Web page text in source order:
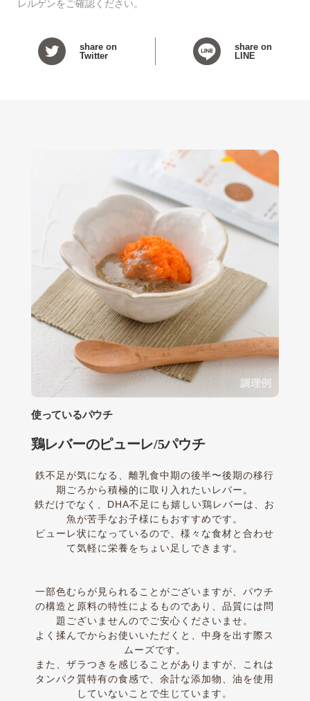
レルゲンをご確認ください。
share on
Twitter
share on
LINE
使っているパウチ
鶏レバーのピューレ/5パウチ
鉄不足が気になる、離乳食中期の後半〜後期の移行
期ごろから積極的に取り入れたいレバー。
鉄だけでなく、DHA不足にも嬉しい鶏レバーは、お
魚が苦手なお子様にもおすすめです。
ピューレ状になっているので、様々な食材と合わせ
て気軽に栄養をちょい足しできます。
一部色むらが見られることがございますが、パウチ
の構造と原料の特性によるものであり、品質には問
題ございませんのでご安心くださいませ。
よく揉んでからお使いいただくと、中身を出す際ス
ムーズです。
また、ザラつきを感じることがありますが、これは
タンパク質特有の食感で、余計な添加物、油を使用
していないことで生じています。